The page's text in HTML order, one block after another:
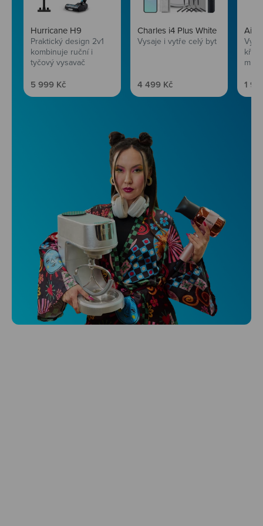
Hurricane H9
Praktický design 2v1
kombinuje ruční i
tyčový vysavač
Prodejní cena
5 999 Kč
Charles i4 Plus White
Vysaje i vytře celý byt
Prodejní cena
4 499 Kč 1
Niceboy ONE Ultra
Hlídá ti zdraví, spánek i pohyb a ještě k
tomu platí.